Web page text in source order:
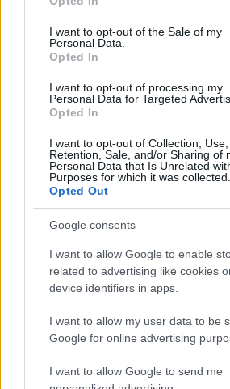
use your data for below specified
consent section.
I want to opt-out of the Sale of my
Personal Data.
Opted In
I want to opt-out of processing my
Personal Data for Targeted
Opted In
I want to opt-out of Collection, Use,
Retention, Sale, and/or Sharing of
Personal Data that Is Unrelated
Purposes for which it was collected.
Opted Out
Google consents
I want to allow Google to enable
related to advertising like cookies
device identifiers in apps.
I want to allow my user data to be
Google for online advertising
I want to allow Google to send me